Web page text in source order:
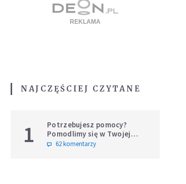
NAJCZĘŚCIEJ CZYTANE
1
Potrzebujesz pomocy?
Pomodlimy się w Twojej
intencji
62 komentarzy